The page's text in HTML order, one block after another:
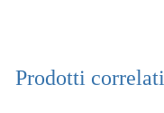
Prodotti correlati